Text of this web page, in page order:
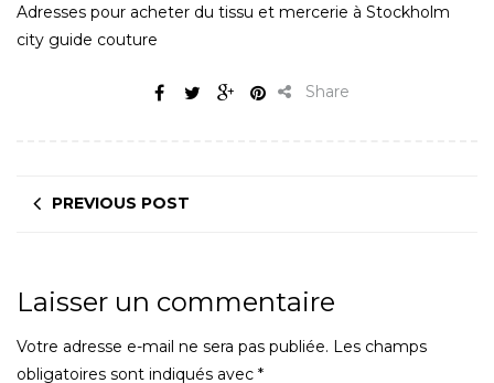
Adresses pour acheter du tissu et mercerie à Stockholm
city guide couture
Share
PREVIOUS POST
Laisser un commentaire
Votre adresse e-mail ne sera pas publiée. Les champs
obligatoires sont indiqués avec *